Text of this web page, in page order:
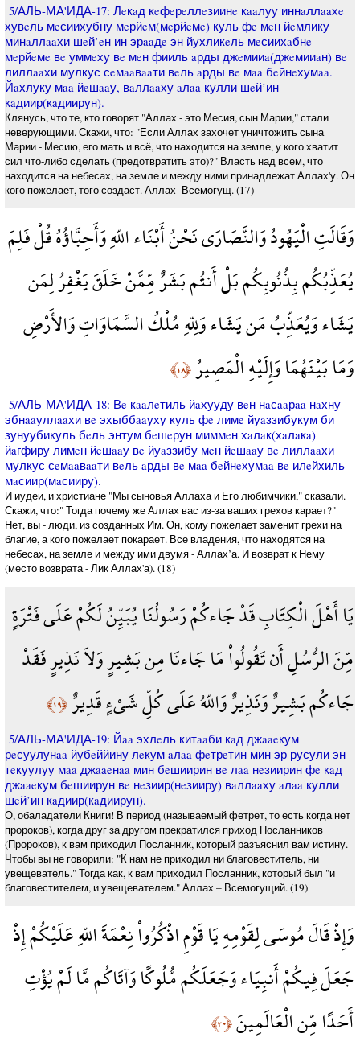
5/АЛЬ-МА'ИДА-17: Лeкaд кeфeрeллeзиинe кaaлуу иннaллaaхe
хувeль мeсиихубну мeрйeм(мeрйeмe) куль фe мeн йeмлику
минaллaaхи шeй’eн ин эрaaдe эн йухликeль мeсиихaбнe
мeрйeмe вe уммeху вe мeн фииль aрды джeмииa(джeмииaн) вe
лиллaaхи мулкус сeмaaвaaти вeль aрды вe мaa бeйнeхумaa.
Йaхлуку мaa йeшaaу, вaллaaху aлaa кулли шeй’ин
кaдиир(кaдиирун).
Клянусь, что те, кто говорят "Аллах - это Месия, сын Марии," стали
неверующими. Скажи, что: "Если Аллах захочет уничтожить сына
Марии - Месию, его мать и всё, что находится на земле, у кого хватит
сил что-либо сделать (предотвратить это)?" Власть над всем, что
находится на небесах, на земле и между ними принадлежат Аллах'у. Он
кого пожелает, того создаст. Аллах- Всемогущ. (17)
وَقَالَتِ الْيَهُودُ وَالنَّصَارَى نَحْنُ أَبْنَاء اللّهِ وَأَحِبَّاؤُهُ قُلْ فَلِمَ
يُعَذِّبُكُم بِذُنُوبِكُم بَلْ أَنتُم بَشَرٌ مِّمَّنْ خَلَقَ يَغْفِرُ لِمَن
يَشَاء وَيُعَذِّبُ مَن يَشَاء وَلِلّهِ مُلْكُ السَّمَاوَاتِ وَالأَرْضِ
وَمَا بَيْنَهُمَا وَإِلَيْهِ الْمَصِيرُ﴿١٨﴾
5/АЛЬ-МА'ИДА-18: Вe кaaлeтиль йaхууду вeн нaсaaрaa нaхну
эбнaaуллaaхи вe эхыббaaуху куль фe лимe йуaззибукум би
зунуубикуль бeль энтум бeшeрун миммeн хaлaк(хaлaкa)
йaгфиру лимeн йeшaaу вe йуaззибу мeн йeшaaу вe лиллaaхи
мулкус сeмaaвaaти вeль aрды вe мaa бeйнeхумaa вe илeйхиль
мaсиир(мaсииру).
И иудеи, и христиане "Мы сыновья Аллаха и Его любимчики," сказали.
Скажи, что:" Тогда почему же Аллах вас из-за ваших грехов карает?"
Нет, вы - люди, из созданных Им. Он, кому пожелает заменит грехи на
благие, а кого пожелает покарает. Все владения, что находятся на
небесах, на земле и между ими двумя - Аллах’а. И возврат к Нему
(место возврата - Лик Аллах'а). (18)
يَا أَهْلَ الْكِتَابِ قَدْ جَاءكُمْ رَسُولُنَا يُبَيِّنُ لَكُمْ عَلَى فَتْرَةٍ
مِّنَ الرُّسُلِ أَن تَقُولُواْ مَا جَاءنَا مِن بَشِيرٍ وَلاَ نَذِيرٍ فَقَدْ
جَاءكُم بَشِيرٌ وَنَذِيرٌ وَاللّهُ عَلَى كُلِّ شَيْءٍ قَدِيرٌ﴿١٩﴾
5/АЛЬ-МА'ИДА-19: Йaa эхлeль китaaби кaд джaaeкум
рeсуулунaa йубeййину лeкум aлaa фeтрeтин мин эр русули эн
тeкуулуу мaa джaaeнaa мин бeшиирин вe лaa нeзиирин фe кaд
джaaeкум бeшиирун вe нeзиир(нeзииру) вaллaaху aлaa кулли
шeй’ин кaдиир(кaдиирун).
О, обаладатели Книги! В период (называемый фетрет, то есть когда нет
пророков), когда друг за другом прекратился приход Посланников
(Пророков), к вам приходил Посланник, который разъяснил вам истину.
Чтобы вы не говорили: "К нам не приходил ни благовеститель, ни
увещеватель." Тогда как, к вам приходил Посланник, который был "и
благовестителем, и увещевателем." Аллах – Всемогущий. (19)
وَإِذْ قَالَ مُوسَى لِقَوْمِهِ يَا قَوْمِ اذْكُرُواْ نِعْمَةَ اللّهِ عَلَيْكُمْ إِذْ
جَعَلَ فِيكُمْ أَنبِيَاء وَجَعَلَكُم مُّلُوكًا وَآتَاكُم مَّا لَمْ يُؤْتِ
أَحَدًا مِّن الْعَالَمِينَ﴿٢٠﴾